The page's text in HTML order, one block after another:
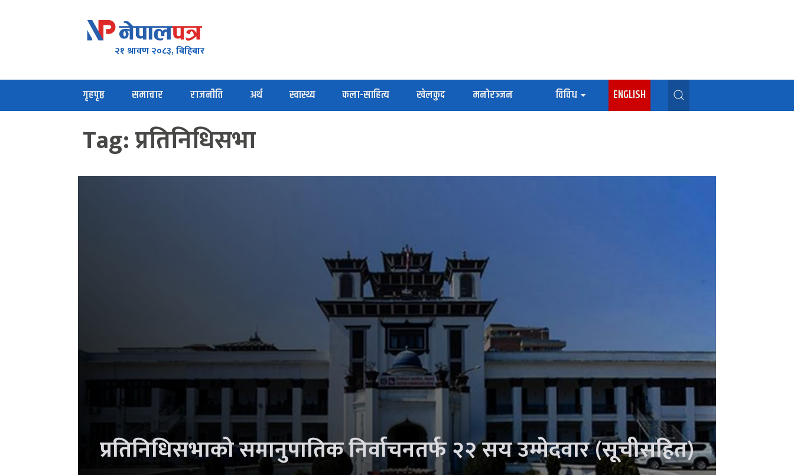
२१ श्रावण २०८३, बिहिबार
गृहपृष्ठ समाचार राजनीति अर्थ स्वास्थ्य कला-साहित्य खेलकुद मनोरञ्जन विविध ENGLISH
Tag:प्रतिनिधिसभा
प्रतिनिधिसभाको समानुपातिक निर्वाचनतर्फ २२ सय उम्मेदवार (सूचीसहित)